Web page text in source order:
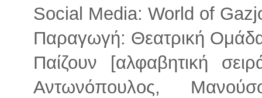
Social Media: World of
Παραγωγή: Θεατρική
Παίζουν [αλφαβητική
Αντωνόπουλος,